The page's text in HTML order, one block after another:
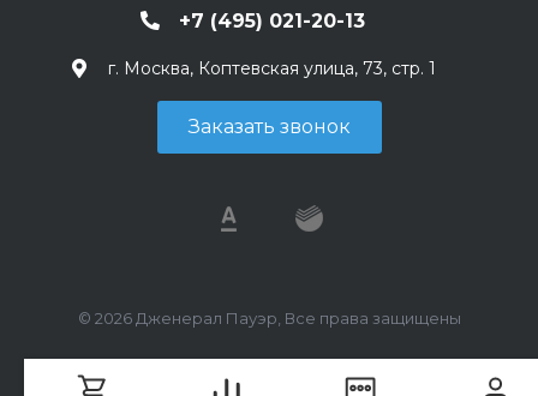
+7 (495) 021-20-13
г. Москва, Коптевская улица, 73, стр. 1
Заказать звонок
© 2026 Дженерал Пауэр, Все права защищены